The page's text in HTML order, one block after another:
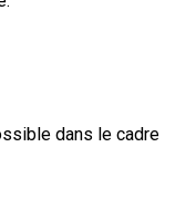
dans le cadre